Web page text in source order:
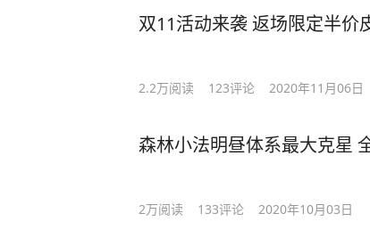
双11活动来袭 返场限定半价
2.2万阅读 123评论 2020年11月06日
森林小法明昼体系最大克星
2万阅读 133评论 2020年10月03日